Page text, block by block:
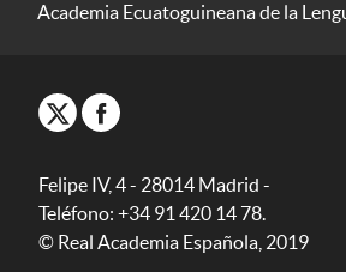
Academia Ecuatoguineana de la
Felipe IV, 4 - 28014 Madrid -
Teléfono: +34 91 420 14 78.
© Real Academia Española, 2019